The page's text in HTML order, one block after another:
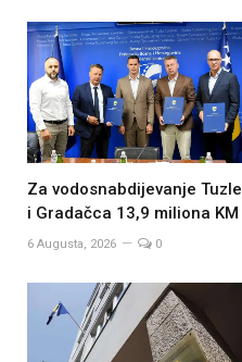
Za vodosnabdijevanje Tuzle
i Gradačca 13,9 miliona KM
6 Augusta, 2026 0